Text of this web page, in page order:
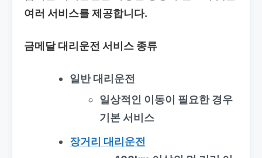
여러 서비스를 제공합니다.
금메달 대리운전 서비스 종류
일반 대리운전
일상적인 이동이 필요한 경우
기본 서비스
장거리 대리운전